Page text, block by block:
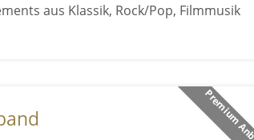
aus Klassik, Rock/Pop, Filmmusik
Premium